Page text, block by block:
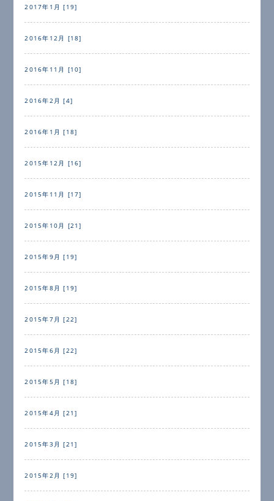
2017年1月 [19]
2016年12月 [18]
2016年11月 [10]
2016年2月 [4]
2016年1月 [18]
2015年12月 [16]
2015年11月 [17]
2015年10月 [21]
2015年9月 [19]
2015年8月 [19]
2015年7月 [22]
2015年6月 [22]
2015年5月 [18]
2015年4月 [21]
2015年3月 [21]
2015年2月 [19]